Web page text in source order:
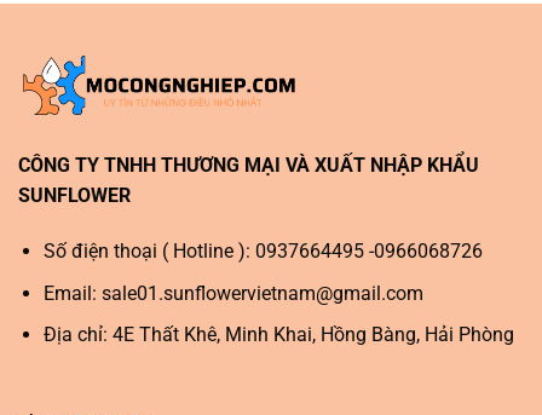
CÔNG TY TNHH THƯƠNG MẠI VÀ XUẤT NHẬP KHẨU
SUNFLOWER
Số điện thoại ( Hotline ): 0937664495 -0966068726
Email: sale01.sunflowervietnam@gmail.com
Địa chỉ: 4E Thất Khê, Minh Khai, Hồng Bàng, Hải Phòng